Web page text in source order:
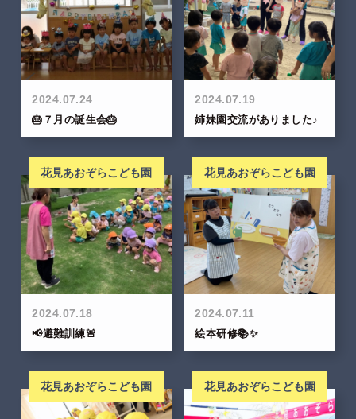
2024.07.24
🎂７月の誕生会🎂
2024.07.19
姉妹園交流がありました♪
花見あおぞらこども園
2024.07.18
📢避難訓練🚨
花見あおぞらこども園
2024.07.11
絵本研修📚✨
花見あおぞらこども園 花見あおぞらこども園